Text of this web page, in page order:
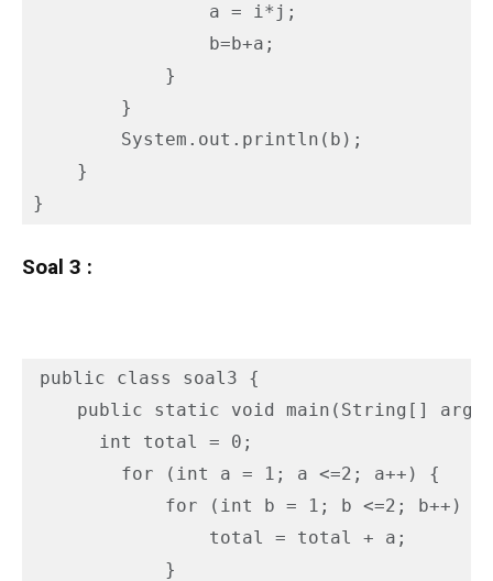
                a = i*j;
                b=b+a;
            }
        }
        System.out.println(b);
    }
}
Soal 3 :
public class soal3 {
public static void main(String[]
      int total = 0;
        for (int a = 1; a <=2; a++) {
            for (int b = 1; b <=2; b++) {
                total = total + a;
            }